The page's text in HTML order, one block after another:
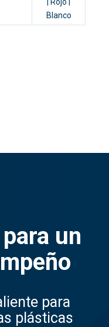
| Rojo |
Blanco
un
para
plásticas